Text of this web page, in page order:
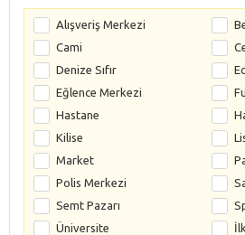
Alışveriş Merkezi
Cami
Denize Sıfır
Eğlence Merkezi
Hastane
Kilise
Market
Polis Merkezi
Semt Pazarı
Üniversite